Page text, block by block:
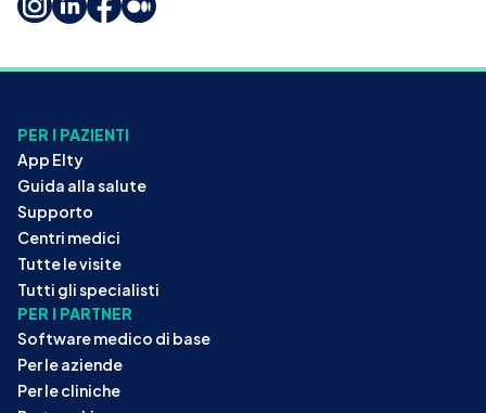
PER I PAZIENTI
App Elty
Guida alla salute
Supporto
Centri medici
Tutte le visite
Tutti gli specialisti
PER I PARTNER
Software medico di base
Per le aziende
Per le cliniche